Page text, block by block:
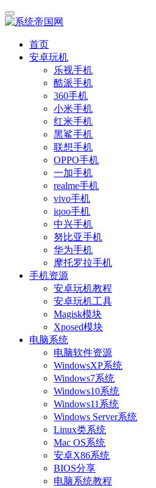
首页
安卓玩机
乐视手机
酷派手机
360手机
小米手机
红米手机
黑鲨手机
联想手机
OPPO手机
一加手机
realme手机
vivo手机
iqoo手机
中兴手机
努比亚手机
华为手机
摩托罗拉手机
手机资源
安卓玩机教程
安卓玩机工具
Magisk模块
Xposed模块
电脑系统
电脑软件资源
WindowsXP系统
Windows7系统
Windows10系统
Windows11系统
Windows Server系统
Linux类系统
Mac OS系统
安卓X86系统
BIOS分享
电脑系统教程